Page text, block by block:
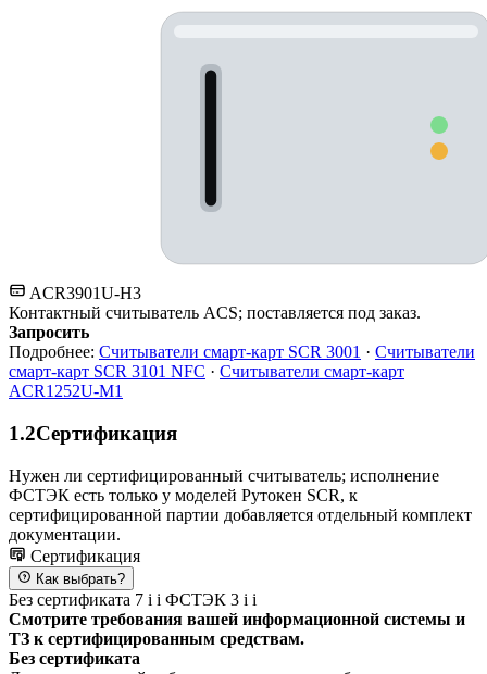
ACR3901U-H3
Контактный считыватель ACS; поставляется под заказ.
Запросить
Подробнее: Считыватели смарт-карт SCR 3001 · Считыватели
смарт-карт SCR 3101 NFC · Считыватели смарт-карт
ACR1252U-M1
1.2Сертификация
Нужен ли сертифицированный считыватель; исполнение
ФСТЭК есть только у моделей Рутокен SCR, к
сертифицированной партии добавляется отдельный комплект
документации.
Сертификация
Как выбрать?
Без сертификата 7 i i ФСТЭК 3 i i
Смотрите требования вашей информационной системы и
ТЗ к сертифицированным средствам.
Без сертификата